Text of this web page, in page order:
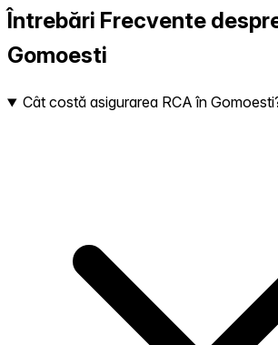
Întrebări Frecvente
Gomoesti
Cât costă asigurarea RCA în